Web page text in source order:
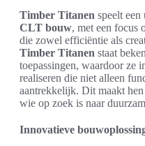
Timber Titanen speelt
CLT bouw, met een focus
die zowel efficiëntie als
Timber Titanen staat
toepassingen, waardoor ze
realiseren die niet alleen
aantrekkelijk. Dit maakt
wie op zoek is naar
Innovatieve